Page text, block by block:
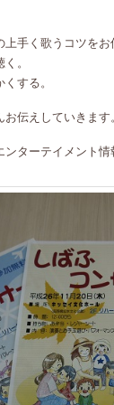
手く歌うコツをお
。
する。
伝えしていきます
ンターテイメント